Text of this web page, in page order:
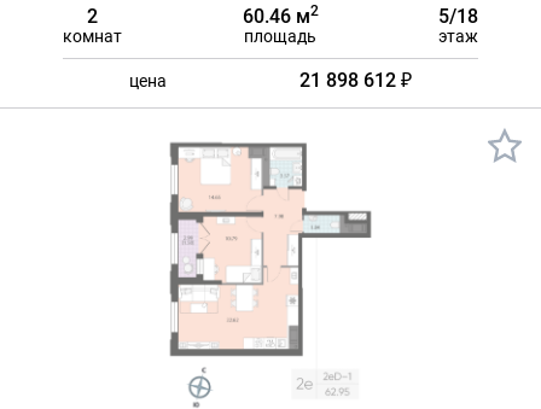
2
комнат
60.46 м2
площадь
5/18
этаж
цена 21 898 612 ₽